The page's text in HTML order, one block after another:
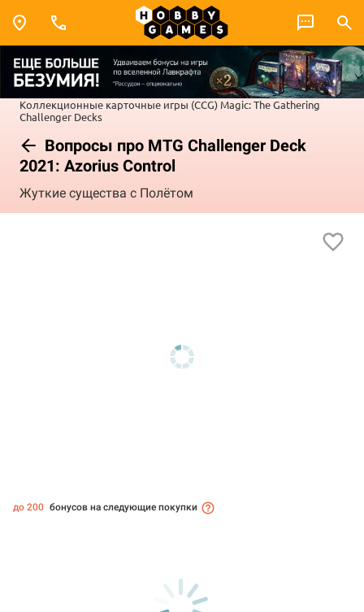
Коллекционные карточные игры (CCG) Magic: The Gathering
Challenger Decks
Вопросы про MTG Challenger Deck
2021: Azorius Control
Жуткие существа с Полётом
до 200 бонусов на следующие покупки